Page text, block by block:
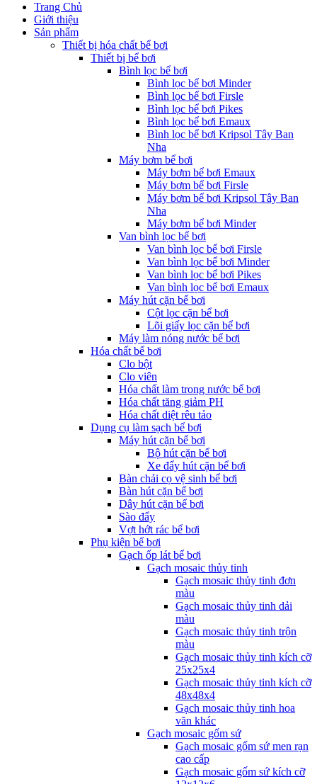
Trang Chủ
Giới thiệu
Sản phẩm
Thiết bị hóa chất bể bơi
Thiết bị bể bơi
Bình lọc bể bơi
Bình lọc bể bơi Minder
Bình lọc bể bơi Firsle
Bình lọc bể bơi Pikes
Bình lọc bể bơi Emaux
Bình lọc bể bơi Kripsol Tây Ban
Nha
Máy bơm bể bơi
Máy bơm bể bơi Emaux
Máy bơm bể bơi Firsle
Máy bơm bể bơi Kripsol Tây Ban
Nha
Máy bơm bể bơi Minder
Van bình lọc bể bơi
Van bình lọc bể bơi Firsle
Van bình lọc bể bơi Minder
Van bình lọc bể bơi Pikes
Van bình lọc bể bơi Emaux
Máy hút cặn bể bơi
Cột lọc cặn bể bơi
Lõi giấy lọc cặn bể bơi
Máy làm nóng nước bể bơi
Hóa chất bể bơi
Clo bột
Clo viên
Hóa chất làm trong nước bể bơi
Hóa chất tăng giảm PH
Hóa chất diệt rêu tảo
Dụng cụ làm sạch bể bơi
Máy hút cặn bể bơi
Bộ hút cặn bể bơi
Xe đẩy hút cặn bể bơi
Bàn chải cọ vệ sinh bể bơi
Bàn hút cặn bể bơi
Dây hút cặn bể bơi
Sào đẩy
Vợt hớt rác bể bơi
Phụ kiện bể bơi
Gạch ốp lát bể bơi
Gạch mosaic thủy tinh
Gạch mosaic thủy tinh đơn
màu
Gạch mosaic thủy tinh dải
màu
Gạch mosaic thủy tinh trộn
màu
Gạch mosaic thủy tinh kích cỡ
25x25x4
Gạch mosaic thủy tinh kích cỡ
48x48x4
Gạch mosaic thủy tinh hoa
văn khác
Gạch mosaic gốm sứ
Gạch mosaic gốm sứ men rạn
cao cấp
Gạch mosaic gốm sứ kích cỡ